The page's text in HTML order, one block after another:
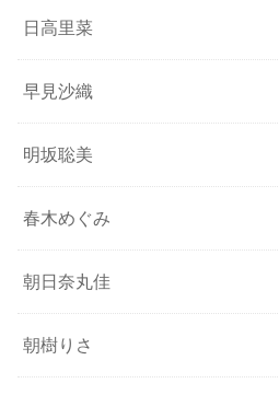
日高里菜
早見沙織
明坂聡美
春木めぐみ
朝日奈丸佳
朝樹りさ